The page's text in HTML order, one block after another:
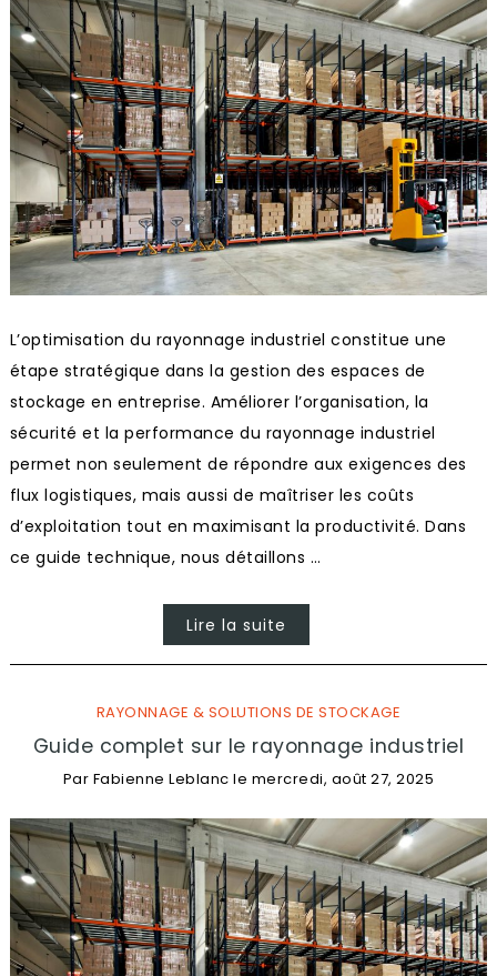
L’optimisation du rayonnage industriel constitue une
étape stratégique dans la gestion des espaces de
stockage en entreprise. Améliorer l’organisation, la
sécurité et la performance du rayonnage industriel
permet non seulement de répondre aux exigences des
flux logistiques, mais aussi de maîtriser les coûts
d’exploitation tout en maximisant la productivité. Dans
ce guide technique, nous détaillons …
Lire la suite
RAYONNAGE & SOLUTIONS DE STOCKAGE
Guide complet sur le rayonnage industriel
Par Fabienne Leblanc le mercredi, août 27, 2025